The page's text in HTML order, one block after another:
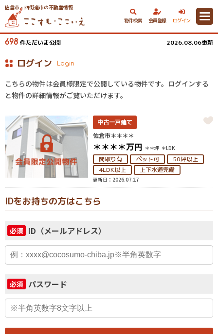
佐倉市・四街道市の不動産情報
物件検索
会員登録 ログイン
698 件ただいま公開 2026.08.06更新
ログイン Login
こちらの物件は会員様限定で公開している物件です。ログインする
と物件の詳細情報がご覧いただけます。
中古一戸建て
佐倉市＊＊＊＊
＊＊＊＊万円 ＊＊坪 ＊LDK
間取り有 ペット可
50坪以上
4LDK以上
上下水道完備
更新日：2026.07.27
IDをお持ちの方はこちら
必須 ID（メールアドレス）
必須 パスワード